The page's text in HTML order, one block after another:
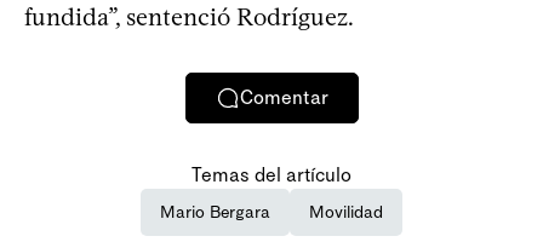
fundida”, sentenció Rodríguez.
Comentar
Temas del artículo
Mario Bergara Movilidad